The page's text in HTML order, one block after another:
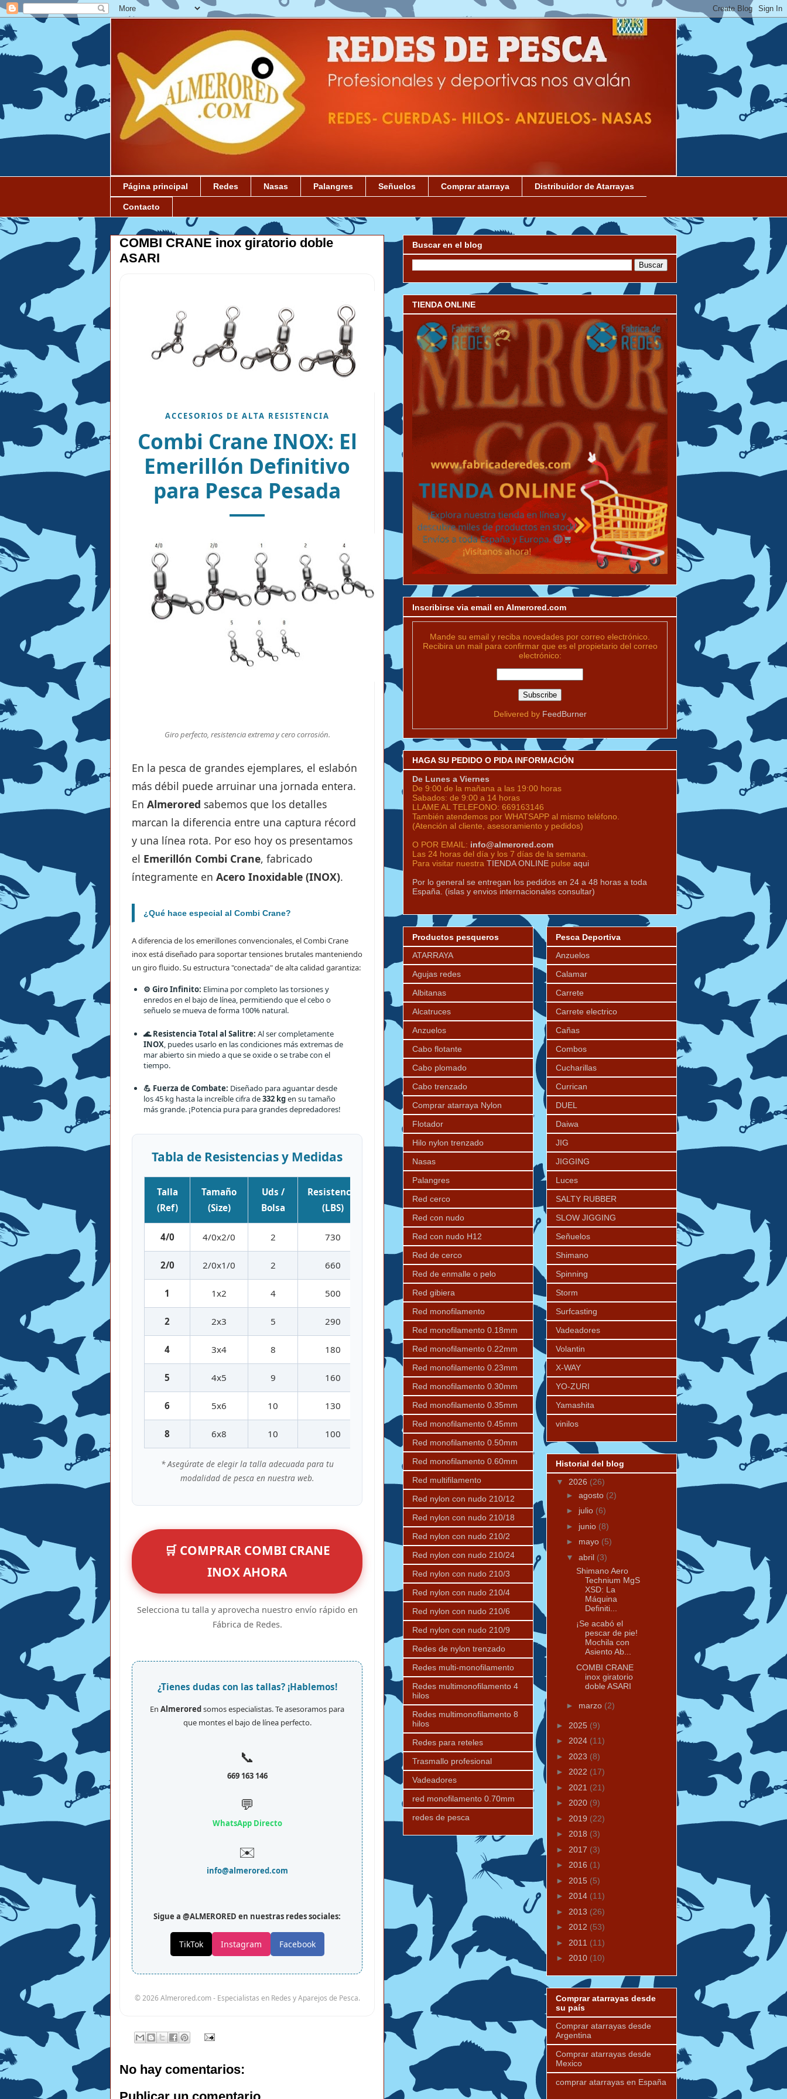
Página principal Redes Nasas Palangres Señuelos Comprar atarraya Distribuidor de Atarrayas
Contacto
COMBI CRANE inox giratorio doble
ASARI
ACCESORIOS DE ALTA RESISTENCIA
Combi Crane INOX: El
Emerillón Definitivo
para Pesca Pesada
Giro perfecto, resistencia extrema y cero corrosión.
En la pesca de grandes ejemplares, el eslabón
más débil puede arruinar una jornada entera.
En Almerored sabemos que los detalles
marcan la diferencia entre una captura récord
y una línea rota. Por eso hoy os presentamos
el Emerillón Combi Crane, fabricado
íntegramente en Acero Inoxidable (INOX).
¿Qué hace especial al Combi Crane?
A diferencia de los emerillones convencionales, el Combi Crane
inox está diseñado para soportar tensiones brutales manteniendo
un giro fluido. Su estructura "conectada" de alta calidad garantiza:
⚙️ Giro Infinito: Elimina por completo las torsiones y
enredos en el bajo de línea, permitiendo que el cebo o
señuelo se mueva de forma 100% natural.
🌊 Resistencia Total al Salitre: Al ser completamente
INOX, puedes usarlo en las condiciones más extremas de
mar abierto sin miedo a que se oxide o se trabe con el
tiempo.
💪 Fuerza de Combate: Diseñado para aguantar desde
los 45 kg hasta la increíble cifra de332 kgen su tamaño
más grande. ¡Potencia pura para grandes depredadores!
Tabla de Resistencias y Medidas
Talla
(Ref)
Tamaño
(Size)
Uds /
Bolsa
Resistencia
(LBS)
Resistencia
(KG)
4/0 4/0x2/0 2 730 332 Kg
2/0 2/0x1/0 2 660 300 Kg
1 1x2 4 500 227 Kg
2 2x3 5 290 131,8 Kg
4 3x4 8 180 81,6 Kg
5 4x5 9 160 73 Kg
6 5x6 10 130 59 Kg
8 6x8 10 100 45,4 Kg
* Asegúrate de elegir la talla adecuada para tu
modalidad de pesca en nuestra web.
🛒 COMPRAR COMBI CRANE
INOX AHORA
Selecciona tu talla y aprovecha nuestro envío rápido en
Fábrica de Redes.
¿Tienes dudas con las tallas? ¡Hablemos!
En Almeroredsomos especialistas. Te asesoramos para
que montes el bajo de línea perfecto.
📞
669 163 146
💬
WhatsApp Directo
✉️
info@almerored.com
Sigue a @ALMERORED en nuestras redes sociales:
TikTok Instagram Facebook
© 2026 Almerored.com - Especialistas en Redes y Aparejos de Pesca.
No hay comentarios:
Buscar en el blog
TIENDA ONLINE
Inscribirse via email en Almerored.com
Mande su email y reciba novedades por correo electrónico.
Recibira un mail para confirmar que es el propietario del correo
electrónico:
Delivered by FeedBurner
HAGA SU PEDIDO O PIDA INFORMACIÓN
De Lunes a Viernes
De 9:00 de la mañana a las 19:00 horas
Sabados: de 9:00 a 14 horas
LLAME AL TELEFONO: 669163146
También atendemos por WHATSAPP al mismo teléfono.
(Atención al cliente, asesoramiento y pedidos)
O POR EMAIL: info@almerored.com
Las 24 horas del día y los 7 días de la semana.
Para visitar nuestra TIENDA ONLINE pulse aqui
Por lo general se entregan los pedidos en 24 a 48 horas a toda
España. (islas y envios internacionales consultar)
Productos pesqueros
ATARRAYA
Agujas redes
Albitanas
Alcatruces
Anzuelos
Cabo flotante
Cabo plomado
Cabo trenzado
Comprar atarraya Nylon
Flotador
Hilo nylon trenzado
Nasas
Palangres
Red cerco
Red con nudo
Red con nudo H12
Red de cerco
Red de enmalle o pelo
Red gibiera
Red monofilamento
Red monofilamento 0.18mm
Red monofilamento 0.22mm
Red monofilamento 0.23mm
Red monofilamento 0.30mm
Red monofilamento 0.35mm
Red monofilamento 0.45mm
Red monofilamento 0.50mm
Red monofilamento 0.60mm
Red multifilamento
Red nylon con nudo 210/12
Red nylon con nudo 210/18
Red nylon con nudo 210/2
Red nylon con nudo 210/24
Red nylon con nudo 210/3
Red nylon con nudo 210/4
Red nylon con nudo 210/6
Red nylon con nudo 210/9
Redes de nylon trenzado
Redes multi-monofilamento
Redes multimonofilamento 4
hilos
Redes multimonofilamento 8
hilos
Redes para reteles
Trasmallo profesional
Vadeadores
red monofilamento 0.70mm
redes de pesca
Pesca Deportiva
Anzuelos
Calamar
Carrete
Carrete electrico
Cañas
Combos
Cucharillas
Currican
DUEL
Daiwa
JIG
JIGGING
Luces
SALTY RUBBER
SLOW JIGGING
Señuelos
Shimano
Spinning
Storm
Surfcasting
Vadeadores
Volantin
X-WAY
YO-ZURI
Yamashita
vinilos
Historial del blog
▼ 2026 (26)
► agosto (2)
► julio (6)
► junio (8)
► mayo (5)
▼ abril (3)
Shimano Aero
Technium MgS
XSD: La
Máquina
Definiti...
¡Se acabó el
pescar de pie!
Mochila con
Asiento Ab...
COMBI CRANE
inox giratorio
doble ASARI
► marzo (2)
► 2025 (9)
► 2024 (11)
► 2023 (8)
► 2022 (17)
► 2021 (21)
► 2020 (9)
► 2019 (22)
► 2018 (3)
► 2017 (3)
► 2016 (1)
► 2015 (5)
► 2014 (11)
► 2013 (26)
► 2012 (53)
► 2011 (11)
► 2010 (10)
Comprar atarrayas desde
su país
Comprar atarrayas desde
Argentina
Comprar atarrayas desde
Mexico
comprar atarrayas en España